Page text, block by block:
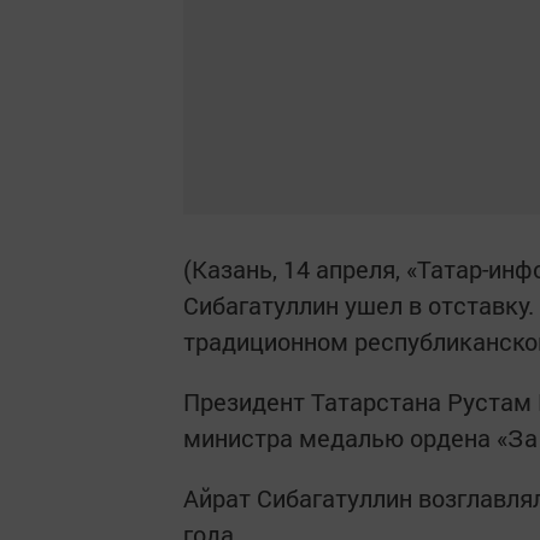
(Казань, 14 апреля, «Татар-
Сибагатуллин ушел в
традиционном
Президент Татарстана
министра медалью ордена «За
Айрат Сибагатуллин